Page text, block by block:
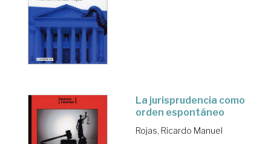
La jurisprudencia como
orden espontáneo
Rojas, Ricardo Manuel